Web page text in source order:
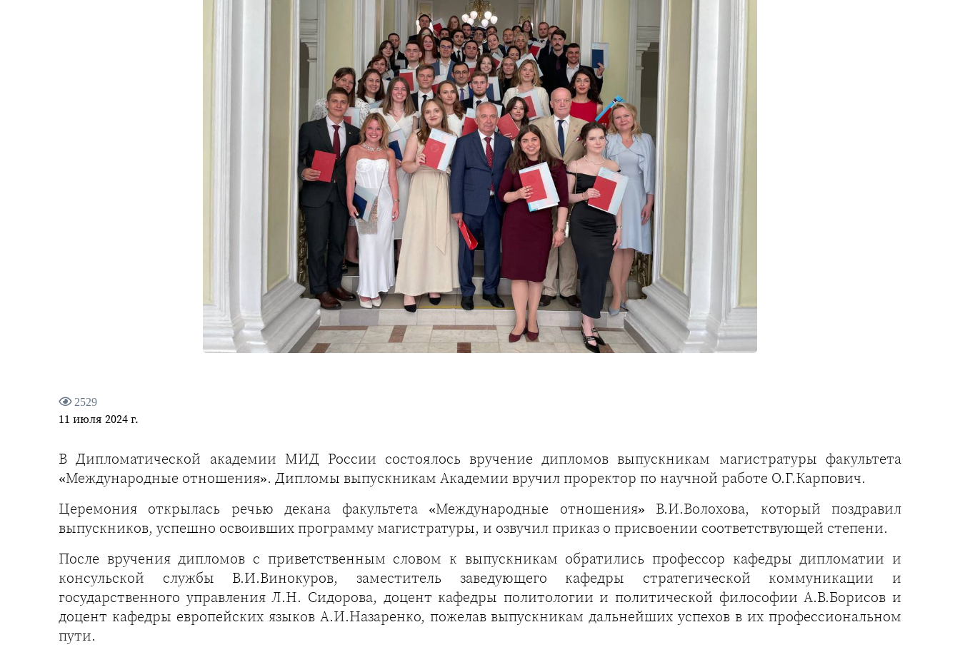
2529
11 июля 2024 г.
В Дипломатической академии МИД России состоялось вручение дипломов выпускникам магистратуры факультета
«Международные отношения». Дипломы выпускникам Академии вручил проректор по научной работе О.Г.Карпович.
Церемония открылась речью декана факультета «Международные отношения» В.И.Волохова, который поздравил
выпускников, успешно освоивших программу магистратуры, и озвучил приказ о присвоении соответствующей степени.
После вручения дипломов с приветственным словом к выпускникам обратились профессор кафедры дипломатии и
консульской службы В.И.Винокуров, заместитель заведующего кафедры стратегической коммуникации и
государственного управления Л.Н. Сидорова, доцент кафедры политологии и политической философии А.В.Борисов и
доцент кафедры европейских языков А.И.Назаренко, пожелав выпускникам дальнейших успехов в их профессиональном
пути.